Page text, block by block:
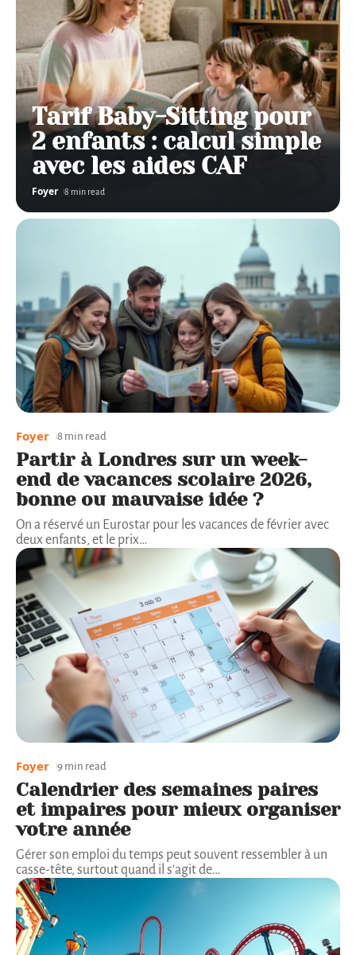
Tarif Baby-Sitting pour
2 enfants : calcul simple
avec les aides CAF
Foyer 8 min read
Foyer 8 min read
Partir à Londres sur un week-
end de vacances scolaire 2026,
bonne ou mauvaise idée ?
On a réservé un Eurostar pour les vacances de février avec
deux enfants, et le prix…
Foyer 9 min read
Calendrier des semaines paires
et impaires pour mieux organiser
votre année
Gérer son emploi du temps peut souvent ressembler à un
casse-tête, surtout quand il s'agit de…